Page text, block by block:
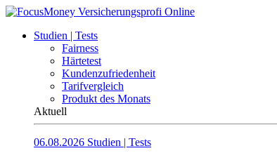
Studien | Tests
Fairness
Härtetest
Kundenzufriedenheit
Tarifvergleich
Produkt des Monats
Aktuell
06.08.2026 Studien | Tests